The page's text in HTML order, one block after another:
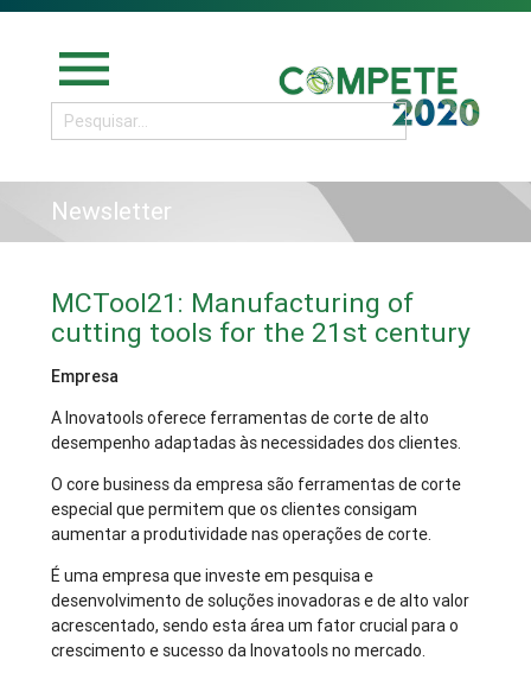
menu
Newsletter
MCTool21: Manufacturing of
cutting tools for the 21st century
Empresa
A Inovatools oferece ferramentas de corte de alto
desempenho adaptadas às necessidades dos clientes.
O core business da empresa são ferramentas de corte
especial que permitem que os clientes consigam
aumentar a produtividade nas operações de corte.
É uma empresa que investe em pesquisa e
desenvolvimento de soluções inovadoras e de alto valor
acrescentado, sendo esta área um fator crucial para o
crescimento e sucesso da Inovatools no mercado.